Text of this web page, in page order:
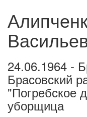
24.06.1964 -
Брасовский
"Погребское
уборщица